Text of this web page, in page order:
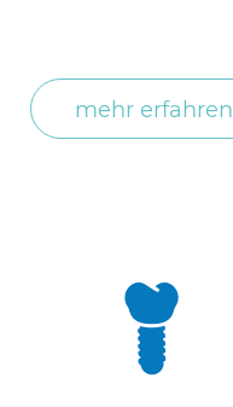
mehr erfahren